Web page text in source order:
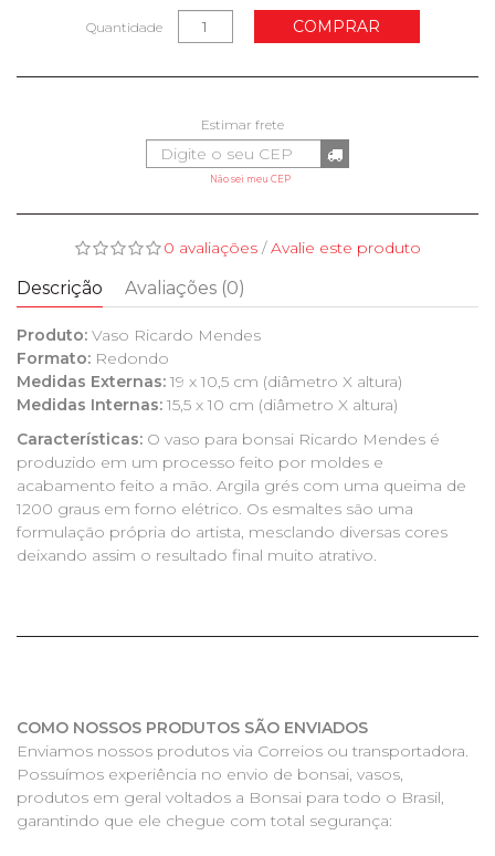
Quantidade COMPRAR
Não sei meu CEP
0 avaliações/Avalie este produto
Descrição Avaliações (0)
Produto: Vaso Ricardo Mendes
Formato: Redondo
Medidas Externas: 19 x 10,5 cm (diâmetro X altura)
Medidas Internas: 15,5 x 10 cm (diâmetro X altura)
Características: O vaso para bonsai Ricardo Mendes é
produzido em um processo feito por moldes e
acabamento feito a mão. Argila grés com uma queima de
1200 graus em forno elétrico. Os esmaltes são uma
formulação própria do artista, mesclando diversas cores
deixando assim o resultado final muito atrativo.
COMO NOSSOS PRODUTOS SÃO ENVIADOS
Enviamos nossos produtos via Correios ou transportadora.
Possuímos experiência no envio de bonsai, vasos,
produtos em geral voltados a Bonsai para todo o Brasil,
garantindo que ele chegue com total segurança: